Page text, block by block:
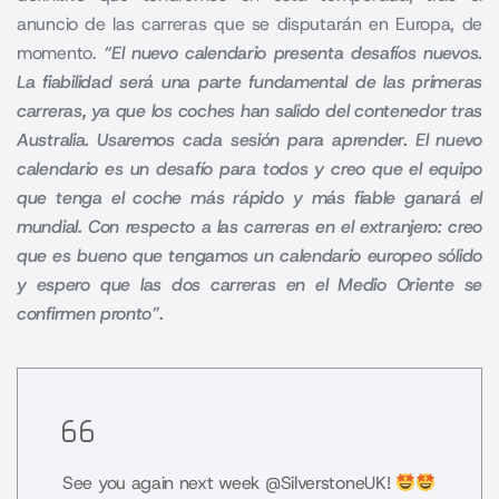
anuncio de las carreras que se disputarán en Europa, de
momento. “El nuevo calendario presenta desafíos nuevos.
La fiabilidad será una parte fundamental de las primeras
carreras, ya que los coches han salido del contenedor tras
Australia. Usaremos cada sesión para aprender. El nuevo
calendario es un desafío para todos y creo que el equipo
que tenga el coche más rápido y más fiable ganará el
mundial. Con respecto a las carreras en el extranjero: creo
que es bueno que tengamos un calendario europeo sólido
y espero que las dos carreras en el Medio Oriente se
confirmen pronto”.
See you again next week @SilverstoneUK!